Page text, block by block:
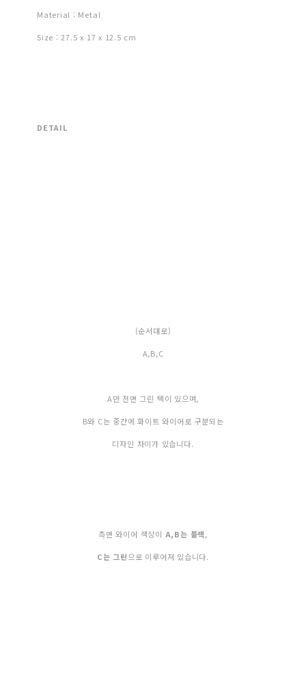
Material : Metal
Size : 27.5 x 17 x 12.5 cm
DETAIL
(순서대로)
A,B,C
A만 전면 그린 택이 있으며,
B와 C는 중간에 화이트 와이어로 구분되는
디자인 차이가 있습니다.
측면 와이어 색상이 A,B는 블랙,
C는 그린 으로 이루어져 있습니다.